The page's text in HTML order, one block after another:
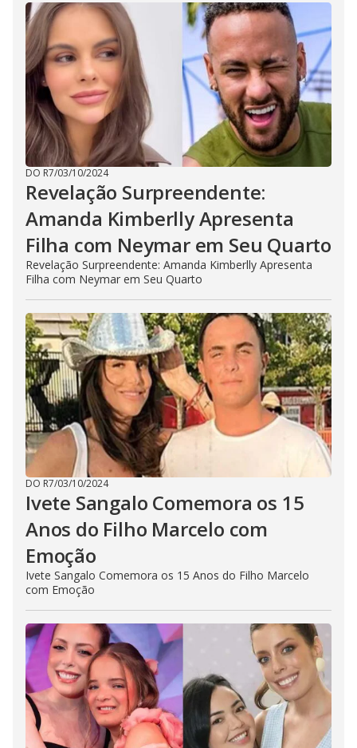
DO R7/03/10/2024
Revelação Surpreendente:
Amanda Kimberlly Apresenta
Filha com Neymar em Seu Quarto
Revelação Surpreendente: Amanda Kimberlly Apresenta
Filha com Neymar em Seu Quarto
DO R7/03/10/2024
Ivete Sangalo Comemora os 15
Anos do Filho Marcelo com
Emoção
Ivete Sangalo Comemora os 15 Anos do Filho Marcelo
com Emoção